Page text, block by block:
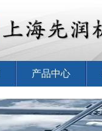
产品中心